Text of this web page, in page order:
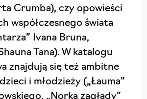
Crumba), czy opowieści
współczesnego świata
Ivana Bruna,
Tana). W katalogu
znajdują się też ambitne
i młodzieży („Łauma”
„Norka zagłady”